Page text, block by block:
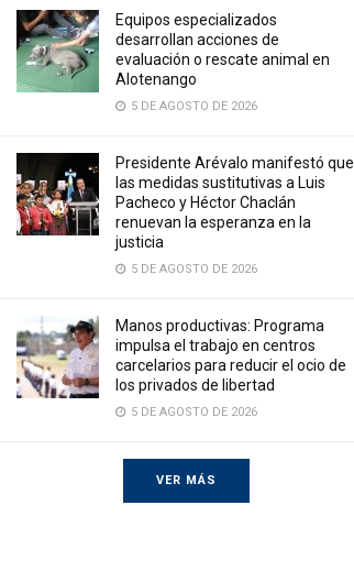
Equipos especializados
desarrollan acciones de
evaluación o rescate animal en
Alotenango
5 DE AGOSTO DE 2026
Presidente Arévalo manifestó que
las medidas sustitutivas a Luis
Pacheco y Héctor Chaclán
renuevan la esperanza en la
justicia
5 DE AGOSTO DE 2026
Manos productivas: Programa
impulsa el trabajo en centros
carcelarios para reducir el ocio de
los privados de libertad
5 DE AGOSTO DE 2026
VER MÁS